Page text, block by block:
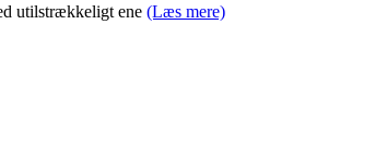
utilstrækkeligt ene (Læs mere)